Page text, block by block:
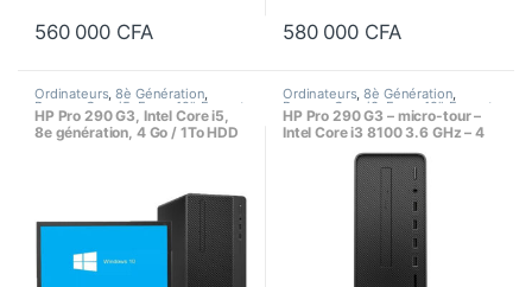
560 000 CFA 580 000 CFA
Ordinateurs,8è Génération,
Bureau Core i5, Ecran 19", Format
Tour,Processeur Intel
HP Pro 290 G3, Intel Core i5,
8e génération, 4 Go / 1To HDD
Ordinateurs,8è Génération,
Bureau Core i3, Ecran 19", Format
Tour,Processeur Intel
HP Pro 290 G3 – micro-tour –
Intel Core i3 8100 3.6 GHz – 4